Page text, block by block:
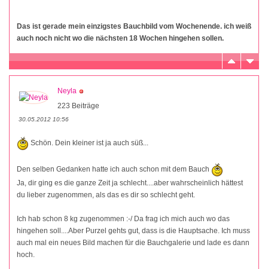
Das ist gerade mein einzigstes Bauchbild vom Wochenende. ich weiß
auch noch nicht wo die nächsten 18 Wochen hingehen sollen.
Neyla
223 Beiträge
30.05.2012 10:56
Schön. Dein kleiner ist ja auch süß...
Den selben Gedanken hatte ich auch schon mit dem Bauch
Ja, dir ging es die ganze Zeit ja schlecht....aber wahrscheinlich hättest
du lieber zugenommen, als das es dir so schlecht geht.
Ich hab schon 8 kg zugenommen :-/ Da frag ich mich auch wo das
hingehen soll....Aber Purzel gehts gut, dass is die Hauptsache. Ich muss
auch mal ein neues Bild machen für die Bauchgalerie und lade es dann
hoch.